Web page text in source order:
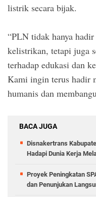
listrik secara bijak.
“PLN tidak hanya hadir
kelistrikan, tetapi juga
terhadap edukasi dan
Kami ingin terus hadir
humanis dan
BACA JUGA
Disnakertrans
Hadapi Dunia Kerja
Proyek Peningkatan
dan Penunjukan